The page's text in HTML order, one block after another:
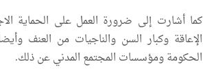
كما أشارت إلى ضرورة العمل على الحماية
الإعاقة وكبار السن والناجيات من العنف
الحكومة ومؤسسات المجتمع المدني عن ذلك.